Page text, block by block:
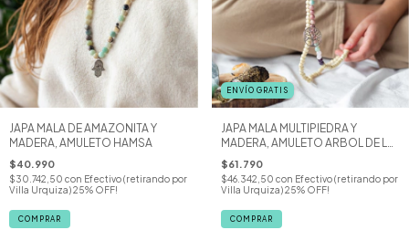
JAPA MALA DE AMAZONITA Y
MADERA, AMULETO HAMSA
$40.990
$30.742,50 con Efectivo (retirando por
Villa Urquiza) 25% OFF!
ENVÍO GRATIS
JAPA MALA MULTIPIEDRA Y
MADERA, AMULETO ARBOL DE LA
VIDA
$61.790
$46.342,50 con Efectivo (retirando por
Villa Urquiza) 25% OFF!